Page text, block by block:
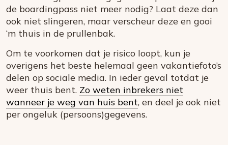
de boardingpass niet meer nodig? Laat deze dan
ook niet slingeren, maar verscheur deze en gooi
‘m thuis in de prullenbak.
Om te voorkomen dat je risico loopt, kun je
overigens het beste helemaal geen vakantiefoto’s
delen op sociale media. In ieder geval totdat je
weer thuis bent. Zo weten inbrekers niet
wanneer je weg van huis bent, en deel je ook niet
per ongeluk (persoons)gegevens.